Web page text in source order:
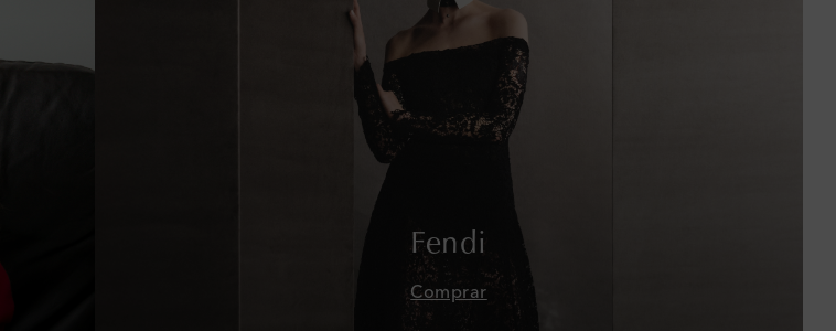
Fendi
Comprar
Chequia
Chile
Comoras